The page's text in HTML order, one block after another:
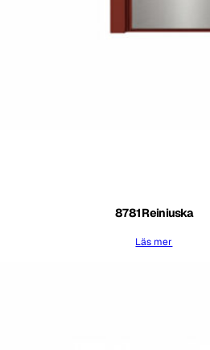
8781 Reiniuska
Läs mer